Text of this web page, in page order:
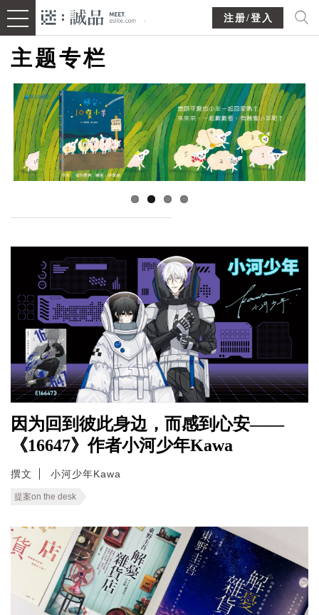
注册/登入
主题专栏
因为回到彼此身边，而感到心安——
《16647》作者小河少年Kawa
撰文 小河少年Kawa
提案on the desk